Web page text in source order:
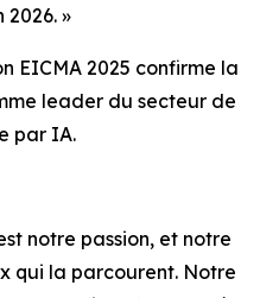
»
EICMA 2025 confirme la
leader du secteur de
par IA.
notre passion, et notre
qui la parcourent. Notre